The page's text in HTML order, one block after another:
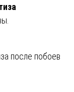
после побоев